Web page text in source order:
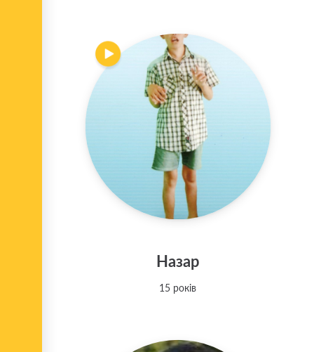
Назар
15 років